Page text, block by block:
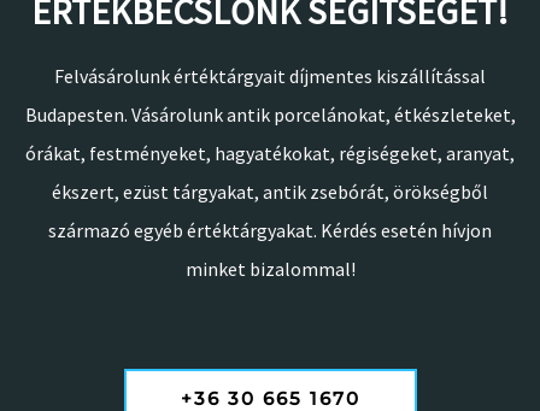
ÉRTÉKBECSLŐNK SEGÍTSÉGÉT!
Felvásárolunk értéktárgyait díjmentes kiszállítással
Budapesten. Vásárolunk antik porcelánokat, étkészleteket,
órákat, festményeket, hagyatékokat, régiségeket, aranyat,
ékszert, ezüst tárgyakat, antik zsebórát, örökségből
származó egyéb értéktárgyakat. Kérdés esetén hívjon
minket bizalommal!
+36 30 665 1670